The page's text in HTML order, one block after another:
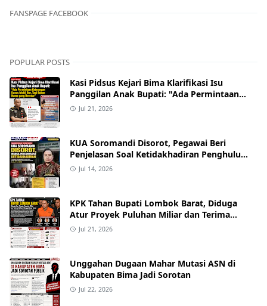
FANSPAGE FACEBOOK
POPULAR POSTS
Kasi Pidsus Kejari Bima Klarifikasi Isu
Panggilan Anak Bupati: "Ada Permintaan
Keterangan Kasus Mobil Bor, Tapi Bukan
Jul 21, 2026
KUA Soromandi Disorot, Pegawai Beri
Penjelasan Soal Ketidakhadiran Penghulu
pada Akad Nikah Mualaf
Jul 14, 2026
KPK Tahan Bupati Lombok Barat, Diduga
Atur Proyek Puluhan Miliar dan Terima
Alphard hingga Uang Tunai
Jul 21, 2026
Unggahan Dugaan Mahar Mutasi ASN di
Kabupaten Bima Jadi Sorotan
Jul 22, 2026